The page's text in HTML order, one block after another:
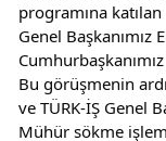
programına katılan
Genel
Bu görüşmenin
ve TÜRK-İŞ Genel
Mühür sökme